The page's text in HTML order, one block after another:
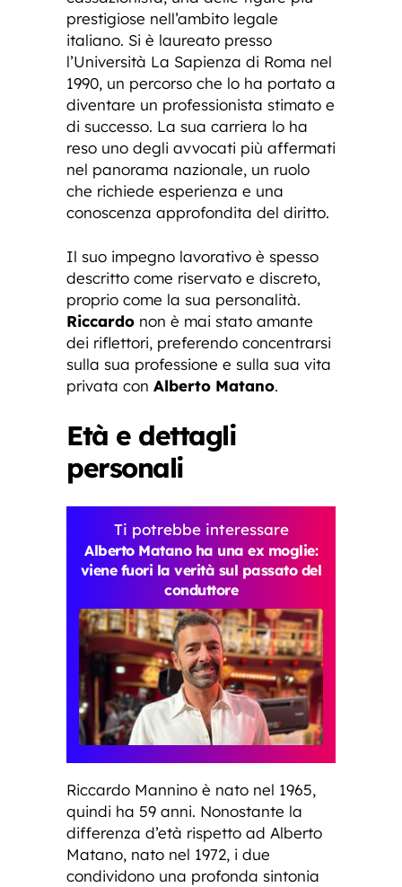
prestigiose nell’ambito legale
italiano. Si è laureato presso
l’Università La Sapienza di Roma nel
1990, un percorso che lo ha portato a
diventare un professionista stimato e
di successo. La sua carriera lo ha
reso uno degli avvocati più affermati
nel panorama nazionale, un ruolo
che richiede esperienza e una
conoscenza approfondita del diritto.
Il suo impegno lavorativo è spesso
descritto come riservato e discreto,
proprio come la sua personalità.
Riccardo non è mai stato amante
dei riflettori, preferendo concentrarsi
sulla sua professione e sulla sua vita
privata con Alberto Matano.
Età e dettagli
personali
Ti potrebbe interessare
Alberto Matano ha una ex moglie:
viene fuori la verità sul passato del
conduttore
Riccardo Mannino è nato nel 1965,
quindi ha 59 anni. Nonostante la
differenza d’età rispetto ad Alberto
Matano, nato nel 1972, i due
condividono una profonda sintonia